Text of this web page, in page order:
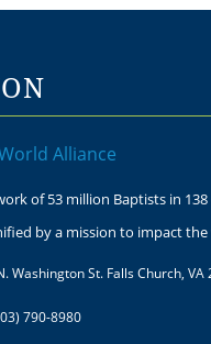
of 53 million Baptists in
by a mission to impact
Washington St. Falls Church, VA
790-8980